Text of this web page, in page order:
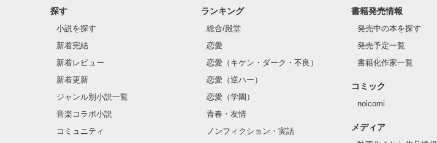
ＢＧＭに読み進めてみて下さい。
作品を読む
製作開始:2013.11.01
表紙公開:2013.11.27
更新開始:2013.11.28
更新終了:2013.12.03
そんな荒れ狂う日の本に
一人の愛妻家がおりました
「────姫を拐いに参った」
戦国で一つの恋が花開く
探す
小説を探す
新着完結
新着レビュー
新着更新
ジャンル別小説一覧
音楽コラボ小説
コミュニティ
ランキング
総合/殿堂
恋愛
恋愛（キケン・ダーク・不良）
恋愛（逆ハー）
恋愛（学園）
青春・友情
ノンフィクション・実話
書籍発売情報
発売中の本を探す
発売予定一覧
書籍化作家一覧
コミック
noicomi
メディア